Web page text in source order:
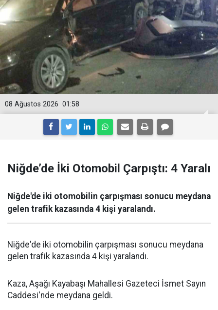
01:58
08 Ağustos 2026
Niğde’de İki Otomobil Çarpıştı: 4 Yaralı
Niğde'de iki otomobilin çarpışması sonucu meydana
gelen trafik kazasında 4 kişi yaralandı.
Niğde'de iki otomobilin çarpışması sonucu meydana
gelen trafik kazasında 4 kişi yaralandı.
Kaza, Aşağı Kayabaşı Mahallesi Gazeteci İsmet Sayın
Caddesi'nde meydana geldi.